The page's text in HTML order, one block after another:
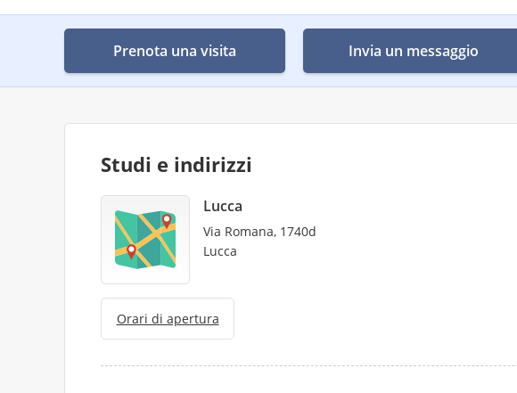
Prenota una visita Invia un messaggio
Studi e indirizzi
Lucca
Via Romana, 1740d
Lucca
Orari di apertura